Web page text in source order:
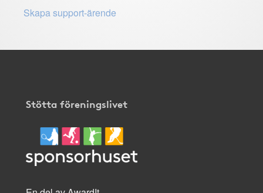
Skapa support-ärende
Stötta föreningslivet